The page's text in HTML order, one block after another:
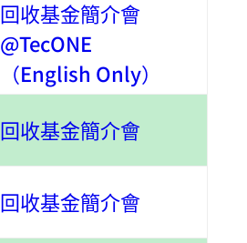
回收基金簡介會
@TecONE
（English Only）
回收基金簡介會
回收基金簡介會